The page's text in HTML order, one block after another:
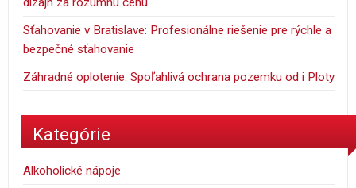
Sťahovanie v Bratislave: Profesionálne riešenie pre rýchle a
bezpečné sťahovanie
Záhradné oplotenie: Spoľahlivá ochrana pozemku od i Ploty
Kategórie
Alkoholické nápoje